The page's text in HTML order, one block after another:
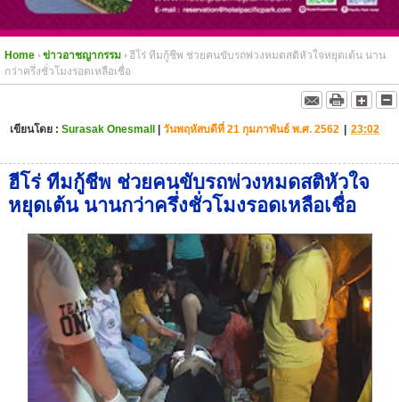
Home ข่าวอาชญากรรม
ฮีโร่ ทีมกู้ชีพ ช่วยคนขับรถพ่วงหมดสติหัวใจหยุดเต้น นาน
กว่าครึ่งชั่วโมงรอดเหลือเชื่อ
เขียนโดย : Surasak Onesmall | วันพฤหัสบดีที่ 21 กุมภาพันธ์ พ.ศ. 2562 | 23:02
ฮีโร่ ทีมกู้ชีพ ช่วยคนขับรถพ่วงหมดสติหัวใจ
หยุดเต้น นานกว่าครึ่งชั่วโมงรอดเหลือเชื่อ